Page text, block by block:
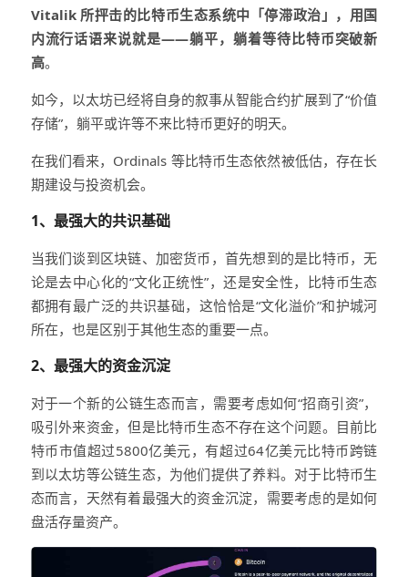
Vitalik 所抨击的比特币生态系统中「停滞政治」，用国
内流行话语来说就是——躺平，躺着等待比特币突破新
高。
如今，以太坊已经将自身的叙事从智能合约扩展到了“价值
存储”，躺平或许等不来比特币更好的明天。
在我们看来，Ordinals 等比特币生态依然被低估，存在长
期建设与投资机会。
1、最强大的共识基础
当我们谈到区块链、加密货币，首先想到的是比特币，无
论是去中心化的“文化正统性”，还是安全性，比特币生态
都拥有最广泛的共识基础，这恰恰是“文化溢价”和护城河
所在，也是区别于其他生态的重要一点。
2、最强大的资金沉淀
对于一个新的公链生态而言，需要考虑如何“招商引资”，
吸引外来资金，但是比特币生态不存在这个问题。目前比
特币市值超过5800亿美元，有超过64亿美元比特币跨链
到以太坊等公链生态，为他们提供了养料。对于比特币生
态而言，天然有着最强大的资金沉淀，需要考虑的是如何
盘活存量资产。